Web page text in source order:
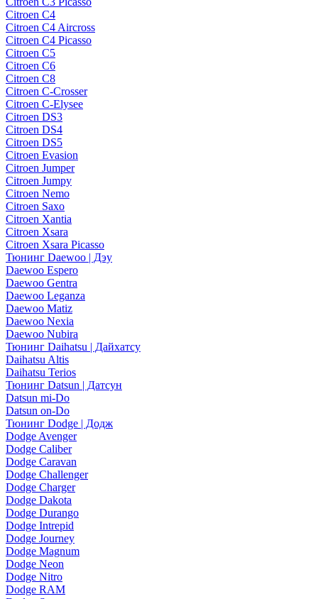
Citroen C4
Citroen C4 Aircross
Citroen C4 Picasso
Citroen C5
Citroen C6
Citroen C8
Citroen C-Crosser
Citroen C-Elysee
Citroen DS3
Citroen DS4
Citroen DS5
Citroen Evasion
Citroen Jumper
Citroen Jumpy
Citroen Nemo
Citroen Saxo
Citroen Xantia
Citroen Xsara
Citroen Xsara Picasso
Тюнинг Daewoo | Дэу
Daewoo Espero
Daewoo Gentra
Daewoo Leganza
Daewoo Matiz
Daewoo Nexia
Daewoo Nubira
Тюнинг Daihatsu | Дайхатсу
Daihatsu Altis
Daihatsu Terios
Тюнинг Datsun | Датсун
Datsun mi-Do
Datsun on-Do
Тюнинг Dodge | Додж
Dodge Avenger
Dodge Caliber
Dodge Caravan
Dodge Challenger
Dodge Charger
Dodge Dakota
Dodge Durango
Dodge Intrepid
Dodge Journey
Dodge Magnum
Dodge Neon
Dodge Nitro
Dodge RAM